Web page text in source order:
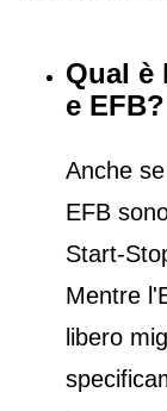
Qual è
e EFB?
Anche
EFB
Start-
Mentre
libero